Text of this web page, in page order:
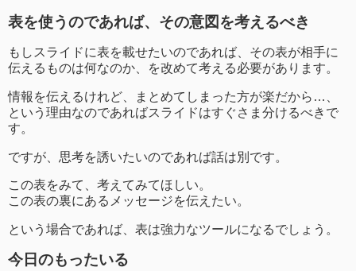
表を使うのであれば、その意図を考えるべき
もしスライドに表を載せたいのであれば、その表が相手に
伝えるものは何なのか、を改めて考える必要があります。
情報を伝えるけれど、まとめてしまった方が楽だから…、
という理由なのであればスライドはすぐさま分けるべきで
す。
ですが、思考を誘いたいのであれば話は別です。
この表をみて、考えてみてほしい。
この表の裏にあるメッセージを伝えたい。
という場合であれば、表は強力なツールになるでしょう。
今日のもったいる